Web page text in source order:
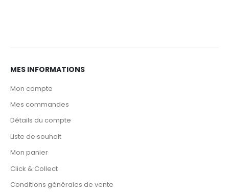
MES INFORMATIONS
Mon compte
Mes commandes
Détails du compte
Liste de souhait
Mon panier
Click & Collect
Conditions générales de vente